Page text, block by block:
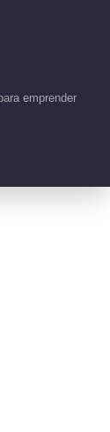
emprender